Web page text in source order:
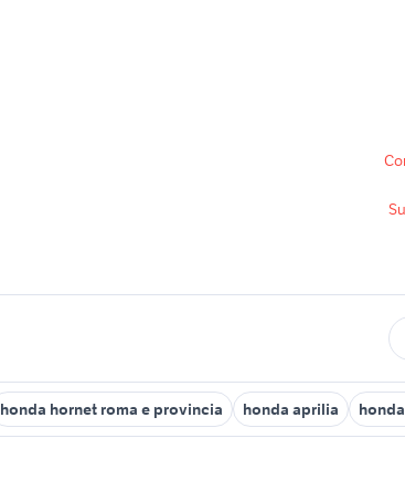
honda hornet roma e provincia honda aprilia